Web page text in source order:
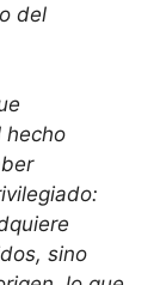
del
hecho
sino